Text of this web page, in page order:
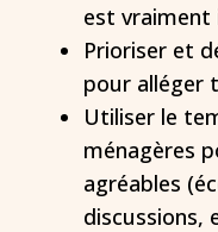
est vraiment
Prioriser et
pour alléger
Utiliser le
ménagères
agréables
discussions,